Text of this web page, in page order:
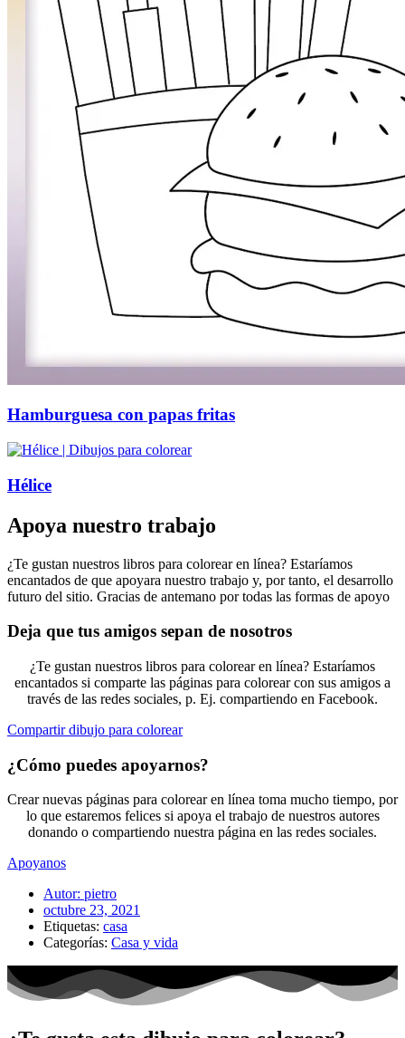
Hamburguesa con papas fritas
Hélice
Apoya nuestro trabajo
¿Te gustan nuestros libros para colorear en línea? Estaríamos
encantados de que apoyara nuestro trabajo y, por tanto, el desarrollo
futuro del sitio. Gracias de antemano por todas las formas de apoyo
Deja que tus amigos sepan de nosotros
¿Te gustan nuestros libros para colorear en línea? Estaríamos
encantados si comparte las páginas para colorear con sus amigos a
través de las redes sociales, p. Ej. compartiendo en Facebook.
Compartir dibujo para colorear
¿Cómo puedes apoyarnos?
Crear nuevas páginas para colorear en línea toma mucho tiempo, por
lo que estaremos felices si apoya el trabajo de nuestros autores
donando o compartiendo nuestra página en las redes sociales.
Apoyanos
Autor: pietro
octubre 23, 2021
Etiquetas: casa
Categorías: Casa y vida